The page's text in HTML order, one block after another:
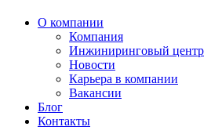
О компании
Компания
Инжиниринговый центр
Новости
Карьера в компании
Вакансии
Блог
Контакты